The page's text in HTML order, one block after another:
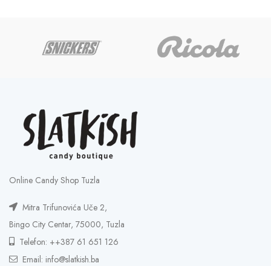
Online Candy Shop Tuzla
Mitra Trifunovića Uče 2,
Bingo City Centar, 75000, Tuzla
Telefon: ++387 61 651 126
Email: info@slatkish.ba